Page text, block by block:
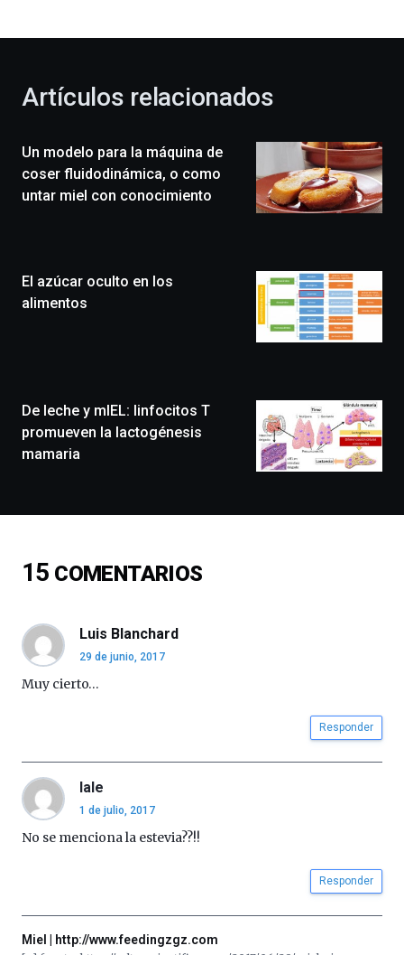
celebración
novena
edición
de
un
festival
monólogos,
conferencias,
docufórums
de
16
4
de
octubre.
Cátedra…
Artículos relacionados
Un modelo para la máquina de
coser fluidodinámica, o como
untar miel con conocimiento
El azúcar oculto en los
alimentos
De leche y mIEL: linfocitos T
promueven la lactogénesis
mamaria
15 COMENTARIOS
Luis Blanchard
29 de junio, 2017
Muy cierto…
Responder
lale
1 de julio, 2017
No se menciona la estevia??!!
Responder
Miel | http://www.feedingzgz.com